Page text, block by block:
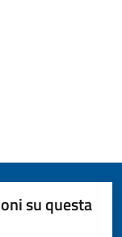
su questa